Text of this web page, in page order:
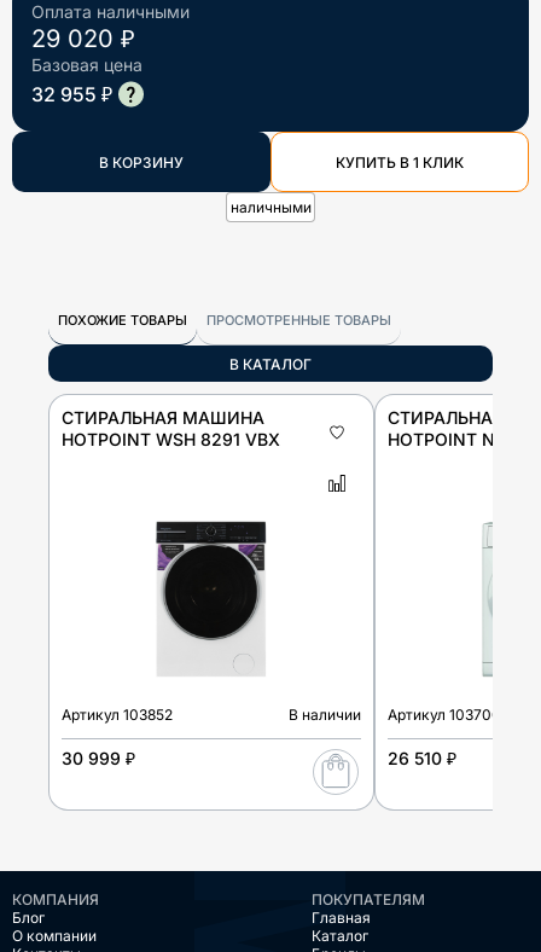
Оплата наличными
29 020 ₽
Базовая цена
32 955 ₽
В КОРЗИНУ КУПИТЬ В 1 КЛИК
наличными
ПОХОЖИЕ ТОВАРЫ ПРОСМОТРЕННЫЕ ТОВАРЫ
В КАТАЛОГ
СТИРАЛЬНАЯ МАШИНА
HOTPOINT WSH 8291 VBX
Артикул 103852 В наличии
30 999 ₽
СТИРАЛЬНАЯ
HOTPOINT NUS
Артикул 103700
26 510 ₽
КОМПАНИЯ
Блог
О компании
ПОКУПАТЕЛЯМ
Главная
Каталог